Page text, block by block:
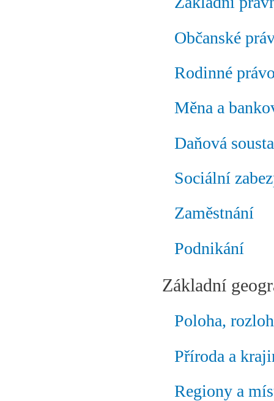
Občanské
Rodinné
Měna a
Daňová
Sociální
Zaměstnání
Podnikání
Základní
Poloha,
Příroda a
Regiony a